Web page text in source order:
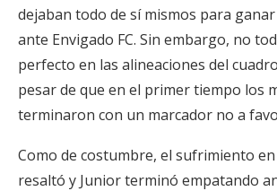
dejaban todo de sí mismos para
ante Envigado FC. Sin embargo, no
perfecto en las alineaciones del
pesar de que en el primer tiempo los
terminaron con un marcador no a
Como de costumbre, el sufrimiento
resaltó y Junior terminó empatando